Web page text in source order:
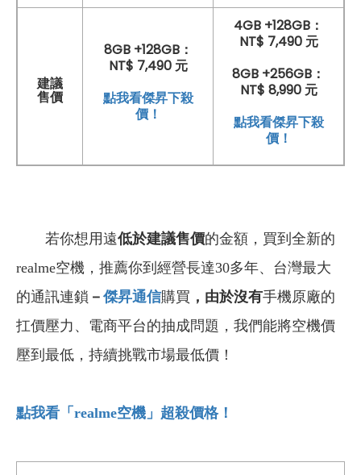
建議
售價
8GB +128GB：
NT$ 7,490 元
點我看傑昇下殺
價！
4GB +128GB：
NT$ 7,490 元
8GB +256GB：
NT$ 8,990 元
點我看傑昇下殺
價！
若你想用遠低於建議售價的金額，買到全新的
realme空機，推薦你到經營長達30多年、台灣最大
的通訊連鎖 － 傑昇通信購買 ，由於沒有手機原廠的
扛價壓力、電商平台的抽成問題，我們能將空機價
壓到最低，持續挑戰市場最低價！
點我看「realme空機」超殺價格！